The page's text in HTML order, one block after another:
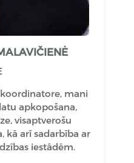
koordinatore, mani
apkopošana,
visaptverošu
kā arī sadarbība ar
iestādēm.